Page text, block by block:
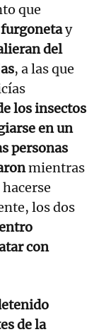
que
y
del
, a las que
los insectos
en un
personas
mientras
hacerse
los dos
con
de la